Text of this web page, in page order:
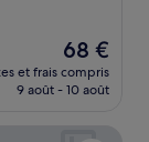
Le
nouveau
prix
de
68 €
et frais compris
9 août - 10 août